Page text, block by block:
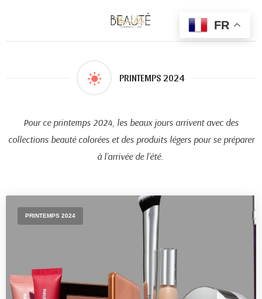
PRINTEMPS 2024
Pour ce printemps 2024, les beaux jours arrivent avec des
collections beauté colorées et des produits légers pour se préparer
à l’arrivée de l’été.
PRINTEMPS 2024
FR